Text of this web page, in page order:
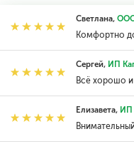
Светлана,
Комфортно
Сергей, ИП
Всё хорошо
Елизавета, ИП